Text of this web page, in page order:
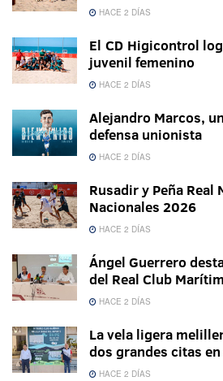
HACE 2 DÍAS
El CD Higicontrol
juvenil femenino
HACE 2 DÍAS
Alejandro Marcos,
defensa unionista
HACE 2 DÍAS
Rusadir y Peña Real
Nacionales 2026
HACE 2 DÍAS
Ángel Guerrero
del Real Club
HACE 2 DÍAS
La vela ligera
dos grandes citas
HACE 2 DÍAS